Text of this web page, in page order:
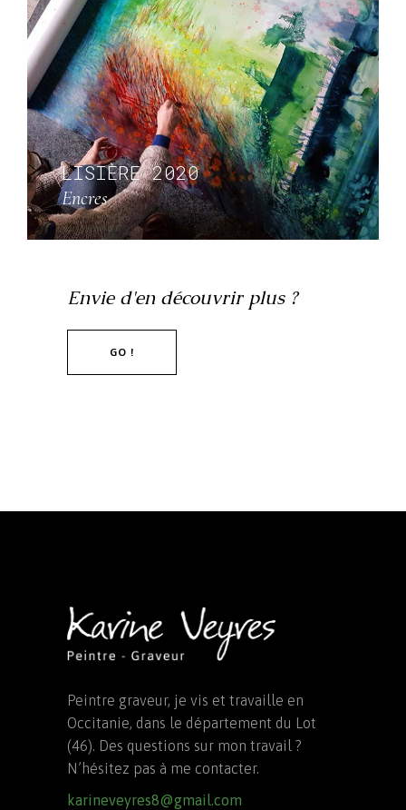
LISIÈRE 2020
Encres
Envie d'en découvrir plus ?
GO !
Peintre graveur, je vis et travaille en
Occitanie, dans le département du Lot
(46). Des questions sur mon travail ?
N’hésitez pas à me contacter.
karineveyres8@gmail.com